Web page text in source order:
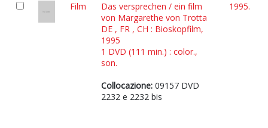
Film
Das versprechen / ein film
von Margarethe von Trotta
DE , FR , CH : Bioskopfilm,
1995
1 DVD (111 min.) : color.,
son.
Collocazione: 09157 DVD
2232 e 2232 bis
1995.